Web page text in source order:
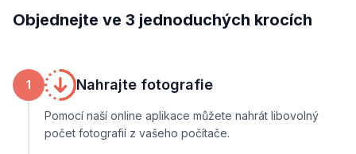
Objednejte ve 3 jednoduchých krocích
1 Nahrajte fotografie
Pomocí naší online aplikace můžete nahrát libovolný
počet fotografií z vašeho počítače.